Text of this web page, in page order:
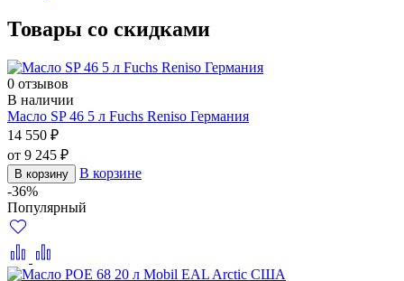
Товары со скидками
0 отзывов
В наличии
Масло SP 46 5 л Fuchs Reniso Германия
14 550 ₽
от 9 245 ₽
В корзину
В корзине
-36%
Популярный